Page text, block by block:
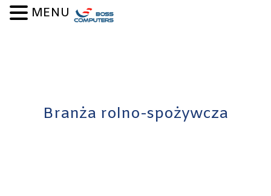
Skip to content
Branża rolno-spożywcza
MENU